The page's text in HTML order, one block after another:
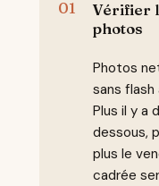
Vérifier
photos
Photos
sans
Plus il y a
dessous,
plus le
cadrée